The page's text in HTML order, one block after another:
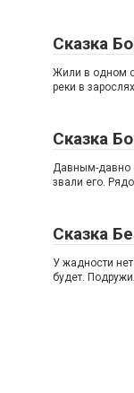
Сказка
Жили в одном
реки в
Сказка
Давным-давно
звали его.
Сказка
У жадности
будет.